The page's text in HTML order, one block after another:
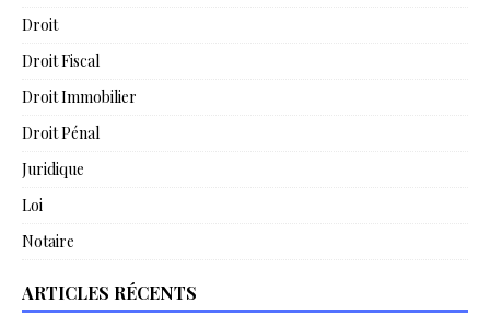
Droit
Droit Fiscal
Droit Immobilier
Droit Pénal
Juridique
Loi
Notaire
ARTICLES RÉCENTS